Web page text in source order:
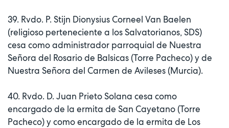
39. Rvdo. P. Stijn Dionysius Corneel Van Baelen
(religioso perteneciente a los Salvatorianos, SDS)
cesa como administrador parroquial de Nuestra
Señora del Rosario de Balsicas (Torre Pacheco) y de
Nuestra Señora del Carmen de Avileses (Murcia).
40. Rvdo. D. Juan Prieto Solana cesa como
encargado de la ermita de San Cayetano (Torre
Pacheco) y como encargado de la ermita de Los